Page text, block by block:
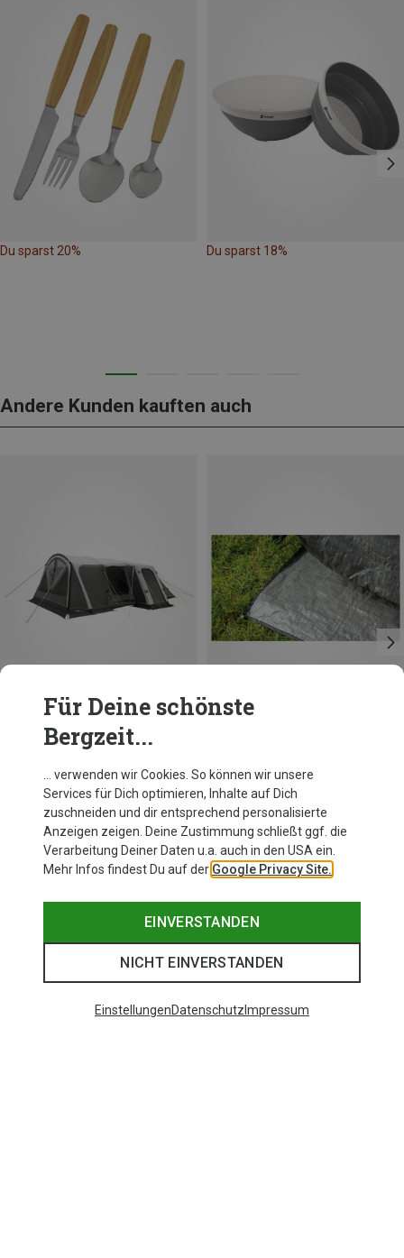
Du sparst 20% Du sparst 18%
Andere Kunden kauften auch
Vermont 7 Air Zelt
1 699,95 €
Outwell
Vermont 7 Air Zeltunterlage
56,50 €
Für Deine schönste
Bergzeit...
… verwenden wir Cookies. So können wir unsere
Services für Dich optimieren, Inhalte auf Dich
zuschneiden und dir entsprechend personalisierte
Anzeigen zeigen. Deine Zustimmung schließt ggf. die
Verarbeitung Deiner Daten u.a. auch in den USA ein.
Mehr Infos findest Du auf der Google Privacy Site.
EINVERSTANDEN
NICHT EINVERSTANDEN
EinstellungenDatenschutz Impressum